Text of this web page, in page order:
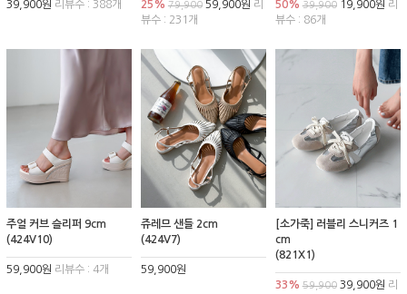
39,900원 리뷰수 : 388개 25% 79,90059,900원 리
뷰수 : 231개
50% 39,90019,900원 리
뷰수 : 86개
주얼 커브 슬리퍼 9cm
(424V10)
59,900원 리뷰수 : 4개
쥬레므 샌들 2cm
(424V7)
59,900원
[소가죽] 러블리 스니커즈 1
cm
(821X1)
33% 59,90039,900원 리